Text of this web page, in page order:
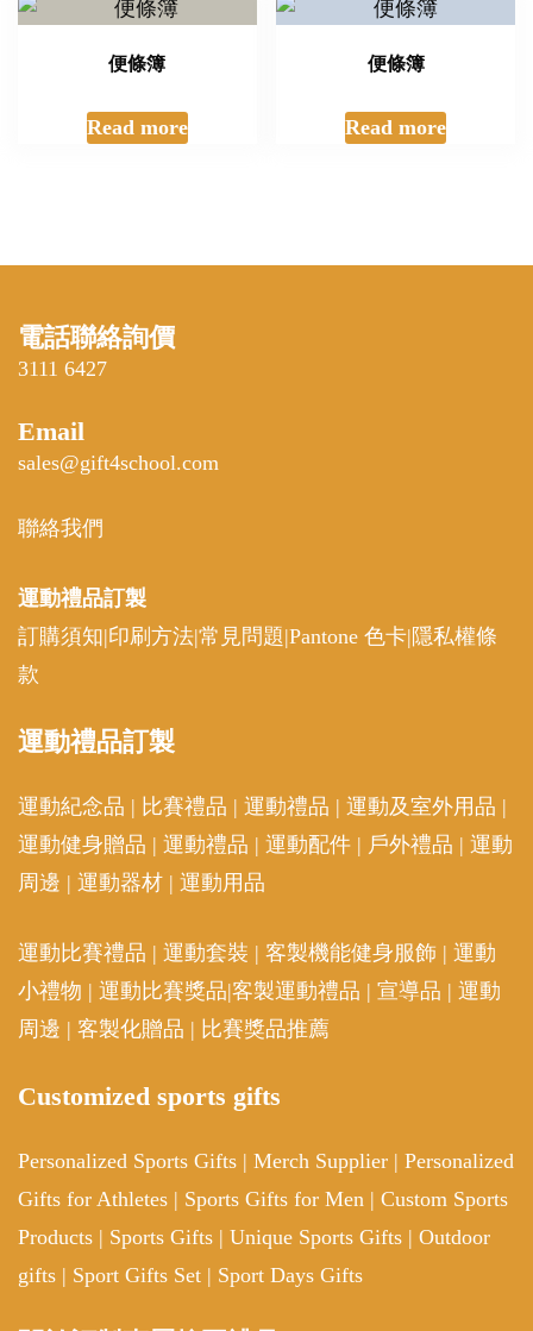
便條簿
Read more
便條簿
Read more
電話聯絡詢價
3111 6427
Email
sales@gift4school.com
聯絡我們
運動禮品訂製
訂購須知|印刷方法|常見問題|Pantone 色卡| 隱私權條
款
運動禮品訂製
運動紀念品 | 比賽禮品 | 運動禮品 | 運動及室外用品 |
運動健身贈品 | 運動禮品 | 運動配件 | 戶外禮品 | 運動
周邊 | 運動器材 | 運動用品
運動比賽禮品 | 運動套裝 | 客製機能健身服飾 | 運動
小禮物 | 運動比賽獎品|客製運動禮品 | 宣導品 | 運動
周邊 | 客製化贈品 | 比賽獎品推薦
Customized sports gifts
Personalized Sports Gifts | Merch Supplier | Personalized
Gifts for Athletes | Sports Gifts for Men | Custom Sports
Products | Sports Gifts | Unique Sports Gifts | Outdoor
gifts | Sport Gifts Set | Sport Days Gifts